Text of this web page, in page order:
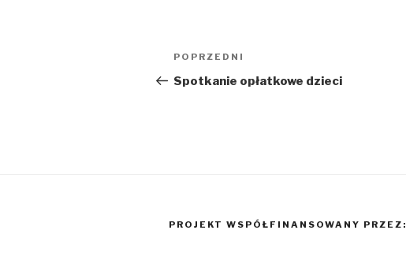
Nawigacja
wpisu
Poprzedni
wpis
POPRZEDNI
Spotkanie opłatkowe dzieci
PROJEKT WSPÓŁFINANSOWANY PRZEZ: